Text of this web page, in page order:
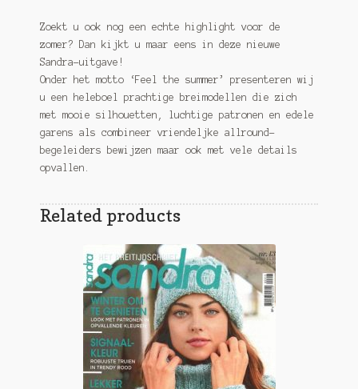
Zoekt u ook nog een echte highlight voor de
zomer? Dan kijkt u maar eens in deze nieuwe
Sandra-uitgave!
Onder het motto ‘Feel the summer’ presenteren wij
u een heleboel prachtige breimodellen die zich
met mooie silhouetten, luchtige patronen en edele
garens als combineer vriendeljke allround-
begeleiders bewijzen maar ook met vele details
opvallen.
Related products